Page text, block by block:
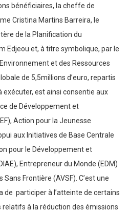
bénéficiaires, la cheffe de
Cristina Martins Barreira, le
de la Planification du
Edjeou et, à titre symbolique, par le
et des Ressources
de 5,5millions d’euro, repartis
exécuter, est ainsi consentie aux
de Développement et
Action pour la Jeunesse
aux Initiatives de Base Centrale
pour le Développement et
Entrepreneur du Monde (EDM)
Frontière (AVSF). C’est une
de participer à l’atteinte de certains
relatifs à la réduction des émissions